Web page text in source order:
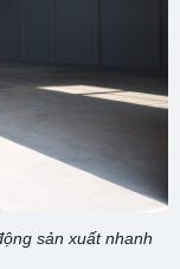
sản xuất nhanh